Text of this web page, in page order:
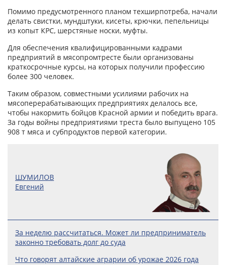
Помимо предусмотренного планом техширпотреба, начали
делать свистки, мундштуки, кисеты, крючки, пепельницы
из копыт КРС, шерстяные носки, муфты.
Для обеспечения квалифицированными кадрами
предприятий в мясопромтресте были организованы
краткосрочные курсы, на которых получили профессию
более 300 человек.
Таким образом, совместными усилиями рабочих на
мясоперерабатывающих предприятиях делалось все,
чтобы накормить бойцов Красной армии и победить врага.
За годы войны предприятиями треста было выпущено 105
908 т мяса и субпродуктов первой категории.
ШУМИЛОВ
Евгений
За неделю рассчитаться. Может ли предприниматель
законно требовать долг до суда
Что говорят алтайские аграрии об урожае 2026 года